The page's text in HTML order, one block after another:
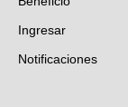
Fotogalerías
Deportes
Videos
Ingresar
Notificaciones